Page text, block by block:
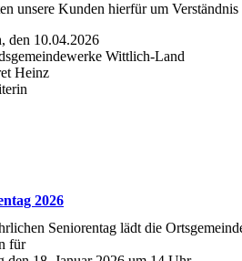
unsere Kunden hierfür um Verständnis
den 10.04.2026
Wittlich-Land
Heinz
2026
Seniorentag lädt die
für